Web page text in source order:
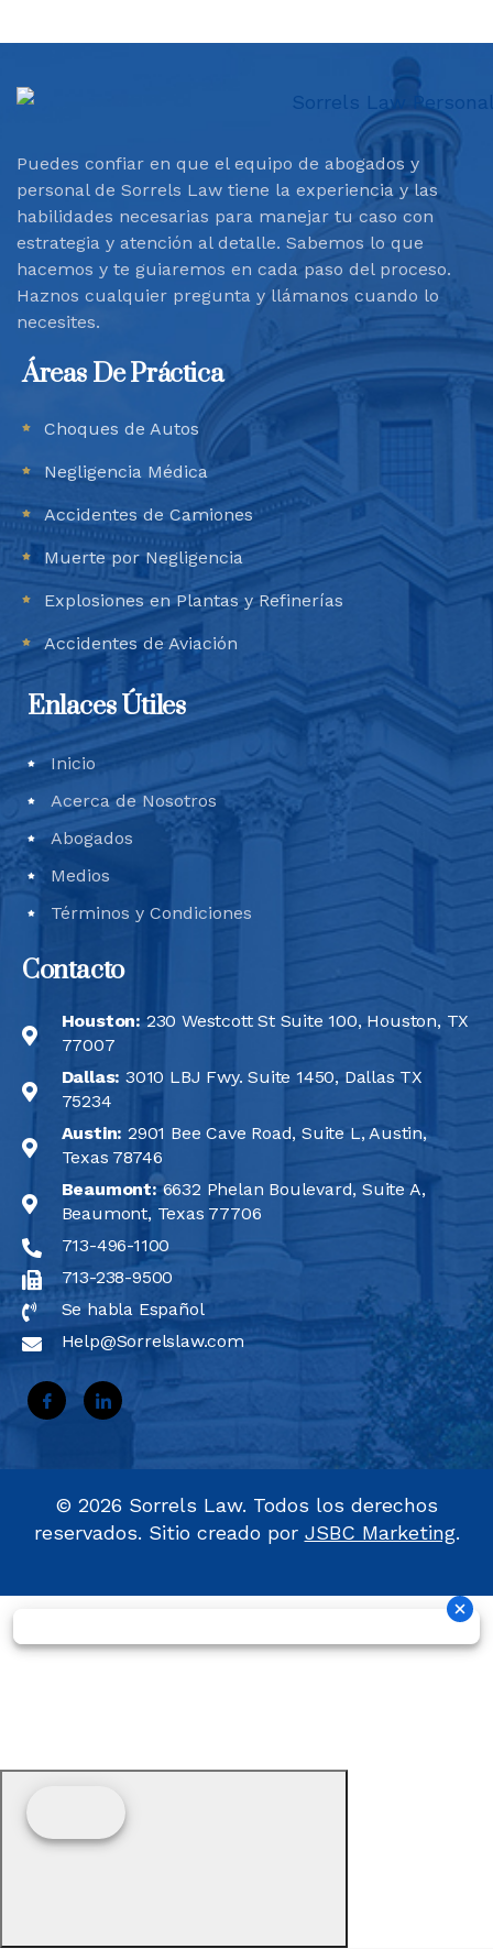
Puedes confiar en que el equipo de abogados y
personal de Sorrels Law tiene la experiencia y las
habilidades necesarias para manejar tu caso con
estrategia y atención al detalle. Sabemos lo que
hacemos y te guiaremos en cada paso del proceso.
Haznos cualquier pregunta y llámanos cuando lo
necesites.
Áreas De Práctica
Choques de Autos
Negligencia Médica
Accidentes de Camiones
Muerte por Negligencia
Explosiones en Plantas y Refinerías
Accidentes de Aviación
Enlaces Útiles
Inicio
Acerca de Nosotros
Abogados
Medios
Términos y Condiciones
Contacto
Houston:230 Westcott St Suite 100, Houston, TX
77007
Dallas: 3010 LBJ Fwy. Suite 1450, Dallas TX
75234
Austin: 2901 Bee Cave Road, Suite L, Austin,
Texas 78746
Beaumont:6632 Phelan Boulevard, Suite A,
Beaumont, Texas 77706
713-496-1100
713-238-9500
Se habla Español
Help@Sorrelslaw.com
© 2026 Sorrels Law. Todos los derechos
reservados. Sitio creado por JSBC Marketing.